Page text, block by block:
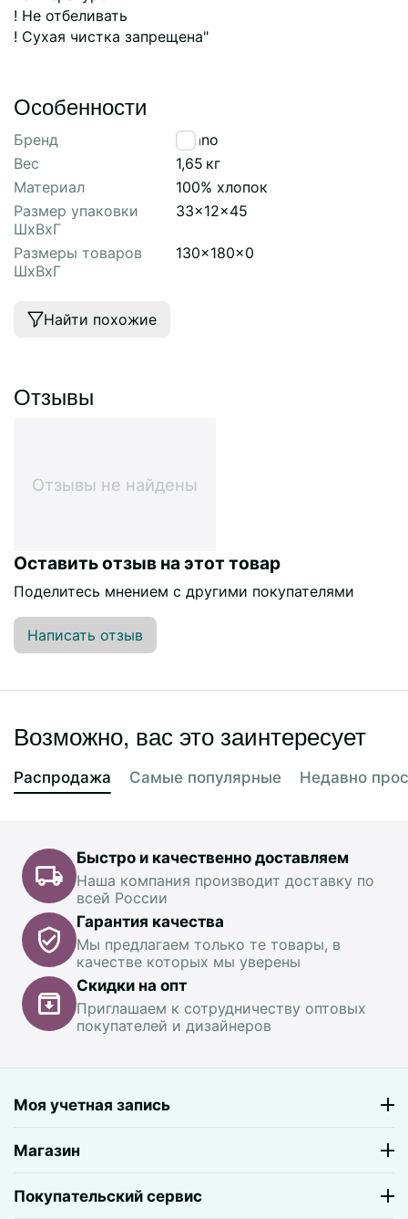
! Не отбеливать
! Сухая чистка запрещена"
Особенности
Бренд
Tkano
Вес
1,65 кг
Материал
100% хлопок
Размер упаковки
ШхВхГ
33x12x45
Размеры товаров
ШхВхГ
130x180x0
Найти похожие
Отзывы
Отзывы не найдены
Оставить отзыв на этот товар
Поделитесь мнением с другими покупателями
Написать отзыв
Возможно, вас это заинтересует
Распродажа Самые популярные Недавно
Быстро и качественно доставляем
Наша компания производит доставку по
всей России
Гарантия качества
Мы предлагаем только те товары, в
качестве которых мы уверены
Скидки на опт
Приглашаем к сотрудничеству оптовых
покупателей и дизайнеров
Моя учетная запись
Магазин
Покупательский сервис